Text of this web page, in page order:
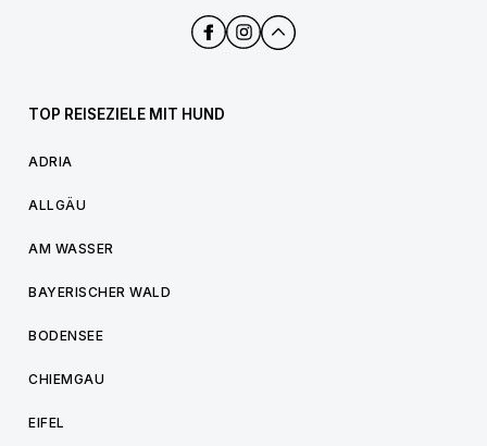
TOP REISEZIELE MIT HUND
ADRIA
ALLGÄU
AM WASSER
BAYERISCHER WALD
BODENSEE
CHIEMGAU
EIFEL